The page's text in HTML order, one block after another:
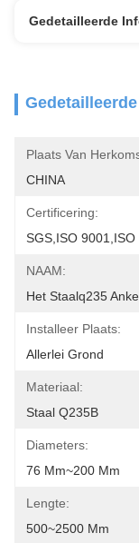
Gedetailleerde
Plaats Van
CHINA
Certificering:
SGS,ISO
NAAM:
Het Staalq235
Installeer Plaats:
Allerlei Grond
Materiaal:
Staal Q235B
Diameters:
76 Mm~200 Mm
Lengte:
500~2500 Mm